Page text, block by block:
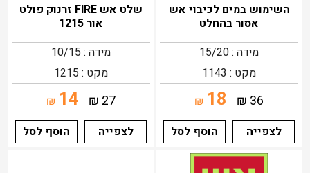
השימוש במים לכיבוי אש
אסור בהחלט
מידה : 15/20
מקט : 1143
36
₪
18
₪
לצפייה
הוסף לסל
שלט אש FIRE זרנוק פולט
אור 1215
מידה : 10/15
מקט : 1215
27
₪
14
₪
לצפייה
הוסף לסל